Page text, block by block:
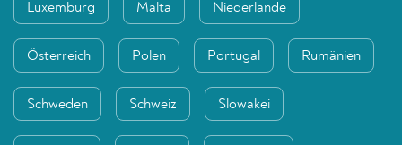
Luxemburg Malta Niederlande
Österreich Polen Portugal Rumänien
Schweden Schweiz Slowakei